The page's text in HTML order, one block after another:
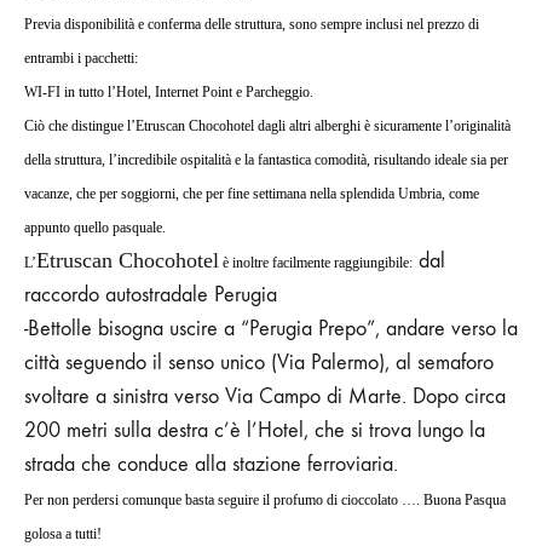
Previa disponibilità e conferma delle struttura, sono sempre inclusi nel prezzo di
entrambi i pacchetti:
WI-FI in tutto l’Hotel, Internet Point e Parcheggio.
Ciò che distingue l’Etruscan Chocohotel dagli altri alberghi è sicuramente l’originalità
della struttura, l’incredibile ospitalità e la fantastica comodità, risultando ideale sia per
vacanze, che per soggiorni, che per fine settimana nella splendida Umbria, come
appunto quello pasquale.
L’Etruscan Chocohotel è inoltre facilmente raggiungibile: dal
raccordo autostradale Perugia
-Bettolle bisogna uscire a “Perugia Prepo”, andare verso la
città seguendo il senso unico (Via Palermo), al semaforo
svoltare a sinistra verso Via Campo di Marte. Dopo circa
200 metri sulla destra c’è l’Hotel, che si trova lungo la
strada che conduce alla stazione ferroviaria.
Per non perdersi comunque basta seguire il profumo di cioccolato …. Buona Pasqua
golosa a tutti!